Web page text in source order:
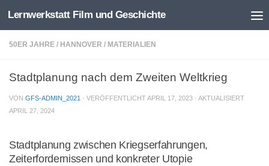
Zum Inhalt springen
Lernwerkstatt Film und Geschichte
50ER JAHRE / HANNOVER / MATERIALIEN
Stadtplanung nach dem Zweiten Weltkrieg
VON GFS-ADMIN_2021 · VERÖFFENTLICHTAPRIL 17, 2023 · AKTUALISIERT
APRIL 27, 2024
Stadtplanung zwischen Kriegserfahrungen,
Zeiterfordernissen und konkreter Utopie